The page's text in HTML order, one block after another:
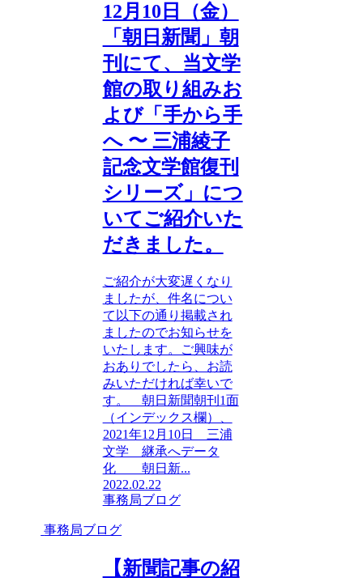
12月10日（金）
「朝日新聞」朝
刊にて、当文学
館の取り組みお
よび「手から手
へ 〜 三浦綾子
記念文学館復刊
シリーズ」につ
いてご紹介いた
だきました。
ご紹介が大変遅くなり
ましたが、件名につい
て以下の通り掲載され
ましたのでお知らせを
いたします。ご興味が
おありでしたら、お読
みいただければ幸いで
す。 朝日新聞朝刊1面
（インデックス欄）、
2021年12月10日 三浦
文学 継承へデータ
化 朝日新...
2022.02.22
事務局ブログ
事務局ブログ
【新聞記事の紹